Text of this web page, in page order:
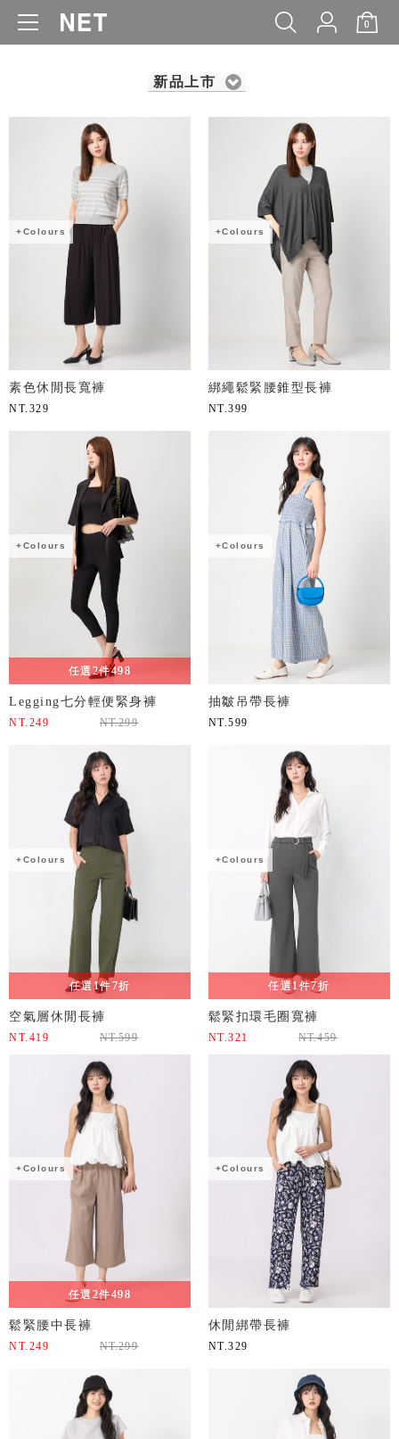
0
WOMEN MEN KIDS BABY
新品上市
+Colours
素色休閒長寬褲
NT. 329
+Colours
綁繩鬆緊腰錐型長褲
NT.399
+Colours
任選2件498
Legging七分輕便緊身褲
NT. 249 NT.299
+Colours
抽皺吊帶長褲
NT.599
+Colours
任選1件7折
空氣層休閒長褲
NT. 419 NT.599
+Colours
任選1件7折
鬆緊扣環毛圈寬褲
NT. 321 NT.459
+Colours
任選2件498
鬆緊腰中長褲
NT. 249 NT.299
+Colours
休閒綁帶長褲
NT.329